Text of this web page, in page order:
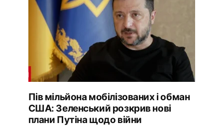
Пів мільйона мобілізованих і обман
США: Зеленський розкрив нові
плани Путіна щодо війни